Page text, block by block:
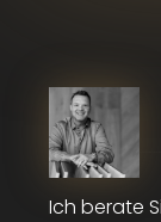
Ich berate